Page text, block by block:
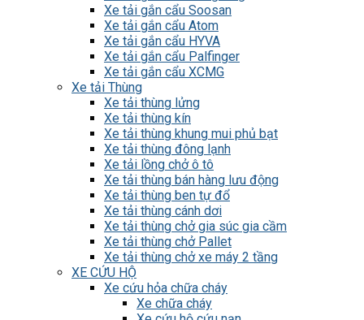
Xe tải gắn cẩu Soosan
Xe tải gắn cẩu Atom
Xe tải gắn cẩu HYVA
Xe tải gắn cẩu Palfinger
Xe tải gắn cẩu XCMG
Xe tải Thùng
Xe tải thùng lửng
Xe tải thùng kín
Xe tải thùng khung mui phủ bạt
Xe tải thùng đông lạnh
Xe tải lồng chở ô tô
Xe tải thùng bán hàng lưu động
Xe tải thùng ben tự đổ
Xe tải thùng cánh dơi
Xe tải thùng chở gia súc gia cầm
Xe tải thùng chở Pallet
Xe tải thùng chở xe máy 2 tầng
XE CỨU HỘ
Xe cứu hỏa chữa cháy
Xe chữa cháy